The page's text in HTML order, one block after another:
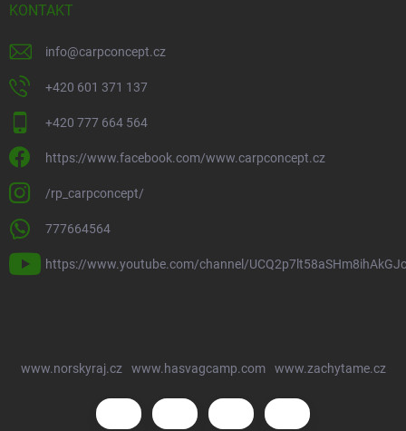
KONTAKT
info@carpconcept.cz
+420 601 371 137
+420 777 664 564
https://www.facebook.com/www.carpconcept.cz
/rp_carpconcept/
777664564
https://www.youtube.com/channel/
www.norskyraj.cz www.hasvagcamp.com www.zachytame.cz